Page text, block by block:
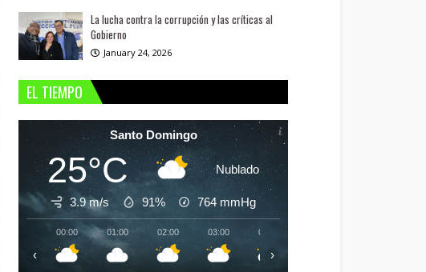
La lucha contra la corrupción y las críticas al
Gobierno
January 24, 2026
EL TIEMPO
Santo Domingo
25°C Nublado
3.9 m/s 91% 764 mmHg
00:00 01:00 02:00 03:00 04:00
‹ ›